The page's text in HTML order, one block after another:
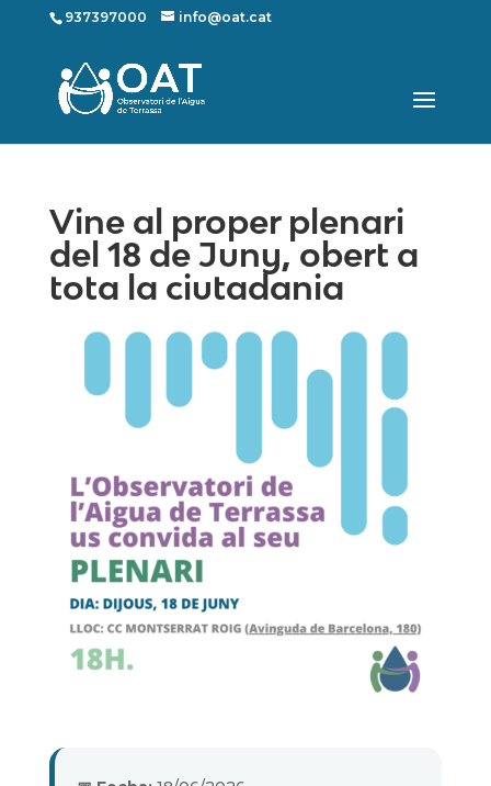
937397000 info@oat.cat
Vine al proper plenari
del 18 de Juny, obert a
tota la ciutadania